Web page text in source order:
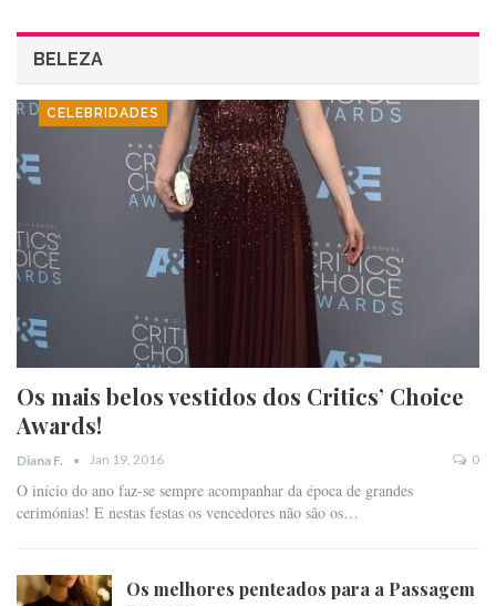
BELEZA
CELEBRIDADES
Os mais belos vestidos dos Critics’ Choice
Awards!
Diana F. Jan 19, 2016 0
O início do ano faz-se sempre acompanhar da época de grandes
cerimónias! E nestas festas os vencedores não são os…
Os melhores penteados para a Passagem